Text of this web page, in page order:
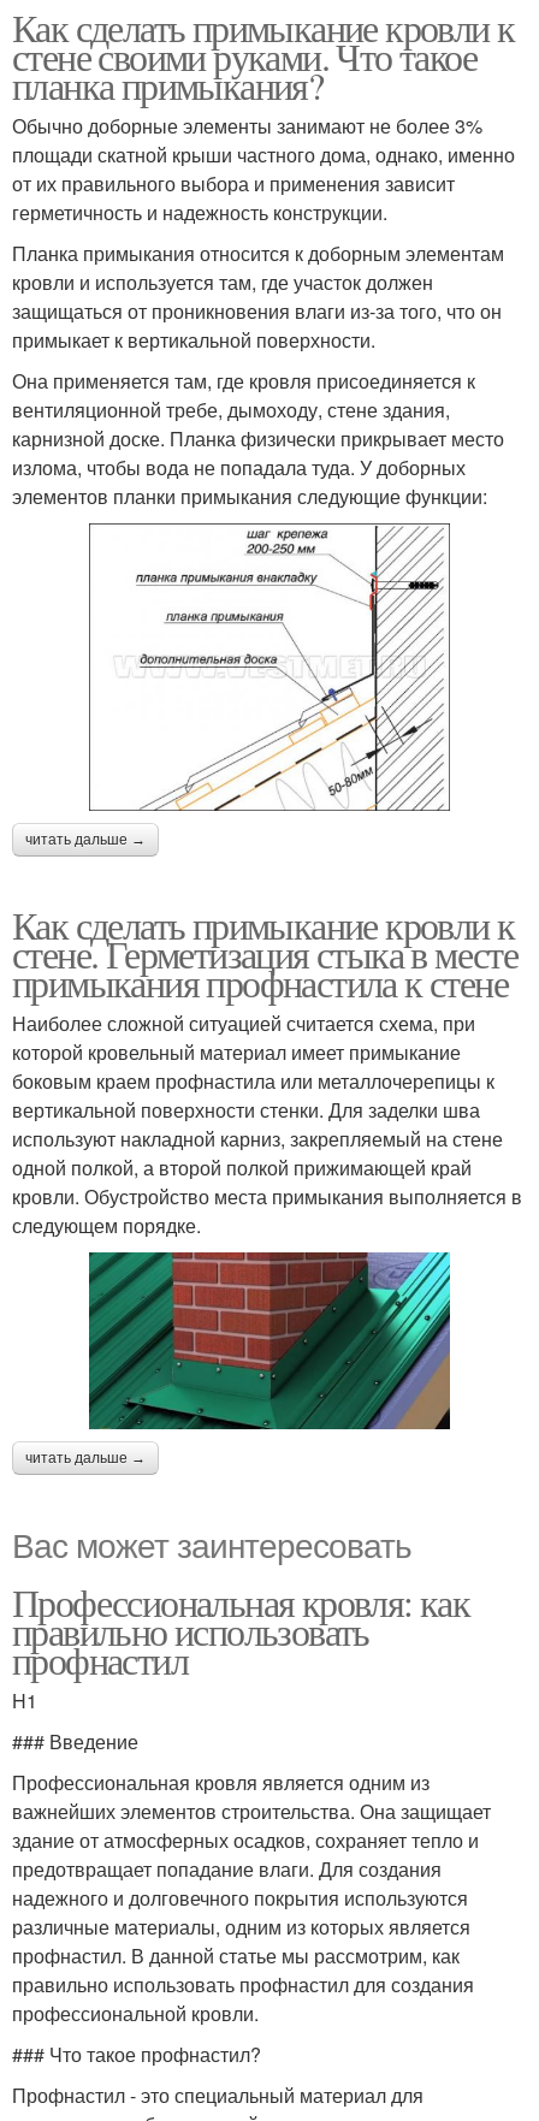
Как сделать примыкание кровли к
стене своими руками. Что такое
планка примыкания?
Обычно доборные элементы занимают не более 3%
площади скатной крыши частного дома, однако, именно
от их правильного выбора и применения зависит
герметичность и надежность конструкции.
Планка примыкания относится к доборным элементам
кровли и используется там, где участок должен
защищаться от проникновения влаги из-за того, что он
примыкает к вертикальной поверхности.
Она применяется там, где кровля присоединяется к
вентиляционной требе, дымоходу, стене здания,
карнизной доске. Планка физически прикрывает место
излома, чтобы вода не попадала туда. У доборных
элементов планки примыкания следующие функции:
читать дальше →
Как сделать примыкание кровли к
стене. Герметизация стыка в месте
примыкания профнастила к стене
Наиболее сложной ситуацией считается схема, при
которой кровельный материал имеет примыкание
боковым краем профнастила или металлочерепицы к
вертикальной поверхности стенки. Для заделки шва
используют накладной карниз, закрепляемый на стене
одной полкой, а второй полкой прижимающей край
кровли. Обустройство места примыкания выполняется в
следующем порядке.
читать дальше →
Вас может заинтересовать
Профессиональная кровля: как
правильно использовать
профнастил
H1
### Введение
Профессиональная кровля является одним из
важнейших элементов строительства. Она защищает
здание от атмосферных осадков, сохраняет тепло и
предотвращает попадание влаги. Для создания
надежного и долговечного покрытия используются
различные материалы, одним из которых является
профнастил. В данной статье мы рассмотрим, как
правильно использовать профнастил для создания
профессиональной кровли.
### Что такое профнастил?
Профнастил - это специальный материал для